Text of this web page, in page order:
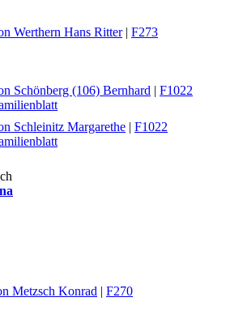
Werthern Hans Ritter| F273
Schönberg (106) Bernhard | F1022
Schleinitz Margarethe | F1022
Metzsch Konrad | F270